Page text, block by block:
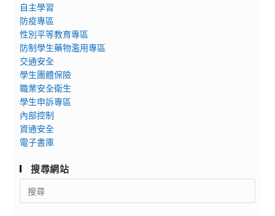
自主學習
防疫專區
性別平等教育專區
防制學生藥物濫用專區
交通安全
學生團體保險
職業安全衛生
學生申訴專區
內部控制
資通安全
電子書庫
搜尋網站
Search
for: